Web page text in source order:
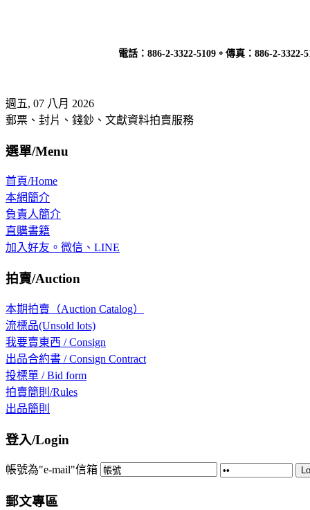
電話： 886-2-3322-5109。傳真： 886-2-3322-
週五, 07 八月 2026
郵票、封片、錢鈔、文獻資料拍賣服務
選單/Menu
首頁/Home
本網簡介
負責人簡介
直購書籍
加入好友。微信、LINE
拍賣/Auction
本期拍賣（Auction Catalog）
流標品(Unsold lots)
我要賣東西 / Consign
出品合約書 / Consign Contract
投標單 / Bid form
拍賣簡則/Rules
出品簡則
登入/Login
帳號為"e-mail"信箱
郵文專區